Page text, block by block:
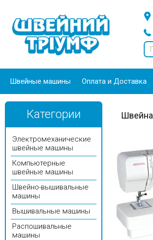
Швейные машины Оплата и Доставка
Категории
Электромеханические
швейные машины
Компьютерные
швейные машины
Швейно-вышивальные
машины
Вышивальные машины
Распошивальные
машины